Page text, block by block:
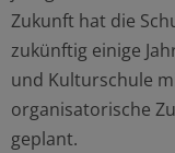
Zukunft hat die
zukünftig einige
und Kulturschule
organisatorische
geplant.